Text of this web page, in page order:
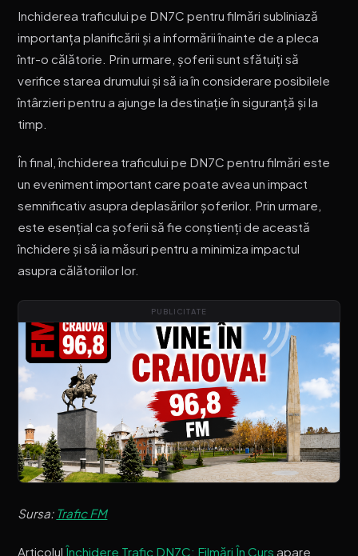
Inchiderea traficului pe DN7C pentru filmări subliniază
importanța planificării și a informării înainte de a pleca
într-o călătorie. Prin urmare, șoferii sunt sfătuiți să
verifice starea drumului și să ia în considerare posibilele
întârzieri pentru a ajunge la destinație în siguranță și la
timp.
În final, închiderea traficului pe DN7C pentru filmări este
un eveniment important care poate avea un impact
semnificativ asupra deplasărilor șoferilor. Prin urmare,
este esențial ca șoferii să fie conștienți de această
închidere și să ia măsuri pentru a minimiza impactul
asupra călătoriilor lor.
PUBLICITATE
Sursa: Trafic FM
ArticolulÎnchidere Trafic DN7C: Filmări În Curs apare